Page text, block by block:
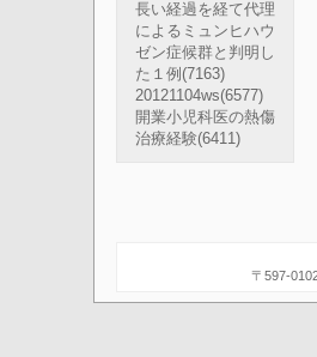
長い経過を経て代理
によるミュンヒハウ
ゼン症候群と判明し
た１例 (7163)
20121104ws(6577)
開業小児科医の熱傷
治療経験(6411)
〒597-